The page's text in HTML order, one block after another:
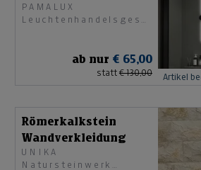
PAMALUX
Leuchtenhandelsgesellschaft
ab nur € 65,00
statt € 130,00 Artikel
Römerkalkstein
Wandverkleidung
UNIKA
Natursteinwerk